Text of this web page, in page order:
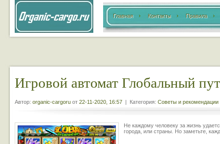
Главная Контакты Правила
Игровой автомат Глобальный
Автор: organic-cargoru от 22-11-2020, 16:57 | Категория: Советы и рекомендации
Не каждому человеку за жизнь
города, или страны. Но заметьте,